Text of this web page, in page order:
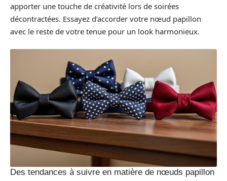
apporter une touche de créativité lors de soirées
décontractées. Essayez d’accorder votre nœud papillon
avec le reste de votre tenue pour un look harmonieux.
Des tendances à suivre en matière de nœuds papillon